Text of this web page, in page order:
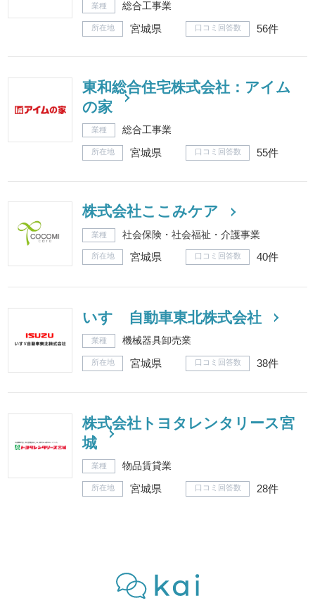
業種 総合工事業
所在地 宮城県 口コミ回答数 56件
東和総合住宅株式会社：アイム
の家
業種 総合工事業
所在地 宮城県 口コミ回答数 55件
株式会社ここみケア
業種 社会保険・社会福祉・介護事業
所在地 宮城県 口コミ回答数 40件
いすゞ自動車東北株式会社
業種 機械器具卸売業
所在地 宮城県 口コミ回答数 38件
株式会社トヨタレンタリース宮
城
業種 物品賃貸業
所在地 宮城県 口コミ回答数 28件